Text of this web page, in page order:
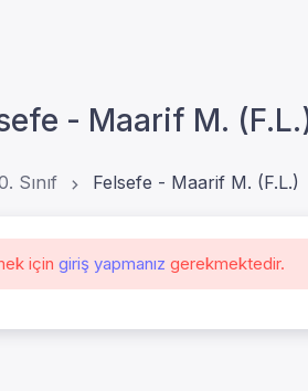
- Maarif M.
Sınıf Felsefe - Maarif M. (F.L.)
için giriş yapmanız gerekmektedir.